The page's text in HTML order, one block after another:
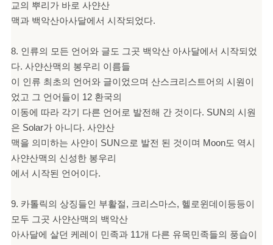
교의 뿌리가 바로 사얀산
맥과 백악산아사달에서 시작되었다.
8. 인류의 모든 언어와 글도 그곳 백악산 아사달에서 시작되었
다. 사얀산맥의 봉우리 이름들
이 인류 최초의 언어와 글이었으며 산스크리스트어의 시원이
었고 그 언어들이 12 환국의
이동에 따라 각기 다른 언어로 발전해 간 것이다. SUN의 시원
은 Solar가 아니다. 사얀산
맥을 의미하는 사얀이 SUN으로 발전 된 것이며 Moon도 역시
사얀산맥의 신성한 봉우리
에서 시작된 언어이다.
9. 카톨릭의 상징들인 부활절, 크리스마스, 헬로윈데이등등이
모두 그곳 사얀산맥의 백악산
아사달에 살던 케레이 민족과 11개 다른 유목민족들의 풍습이